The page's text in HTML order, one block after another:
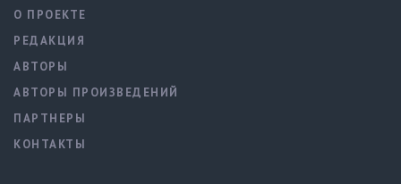
О ПРОЕКТЕ
РЕДАКЦИЯ
АВТОРЫ
АВТОРЫ ПРОИЗВЕДЕНИЙ
ПАРТНЕРЫ
КОНТАКТЫ